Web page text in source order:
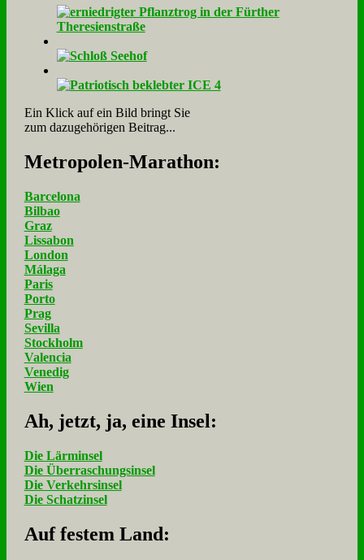
Ein Klick auf ein Bild bringt Sie
zum dazugehörigen Beitrag...
Me­tro­po­len-Ma­ra­thon:
Barcelona
Bilbao
Graz
Lissabon
London
Málaga
Paris
Porto
Prag
Sevilla
Stockholm
Valencia
Venedig
Wien
Ah, jetzt, ja, ei­ne In­sel:
Die Lärminsel
Die Überraschungsinsel
Die Verkehrsinsel
Die Schatzinsel
Auf fe­stem Land: